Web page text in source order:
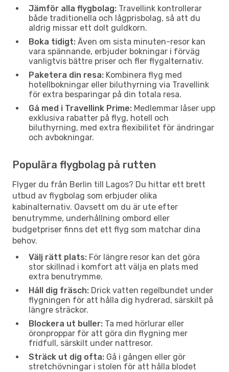
Jämför alla flygbolag: Travellink kontrollerar
både traditionella och lågprisbolag, så att du
aldrig missar ett dolt guldkorn.
Boka tidigt: Även om sista minuten-resor kan
vara spännande, erbjuder bokningar i förväg
vanligtvis bättre priser och fler flygalternativ.
Paketera din resa: Kombinera flyg med
hotellbokningar eller biluthyrning via Travellink
för extra besparingar på din totala resa.
Gå med i Travellink Prime: Medlemmar låser upp
exklusiva rabatter på flyg, hotell och
biluthyrning, med extra flexibilitet för ändringar
och avbokningar.
Populära flygbolag på rutten
Flyger du från Berlin till Lagos? Du hittar ett brett
utbud av flygbolag som erbjuder olika
kabinalternativ. Oavsett om du är ute efter
benutrymme, underhållning ombord eller
budgetpriser finns det ett flyg som matchar dina
behov.
Välj rätt plats: För längre resor kan det göra
stor skillnad i komfort att välja en plats med
extra benutrymme.
Håll dig fräsch: Drick vatten regelbundet under
flygningen för att hålla dig hydrerad, särskilt på
längre sträckor.
Blockera ut buller: Ta med hörlurar eller
öronproppar för att göra din flygning mer
fridfull, särskilt under nattresor.
Sträck ut dig ofta: Gå i gången eller gör
stretchövningar i stolen för att hålla blodet